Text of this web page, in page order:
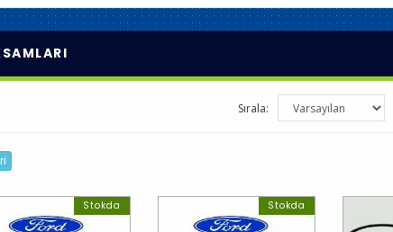
Sırala:
Stokda Stokda